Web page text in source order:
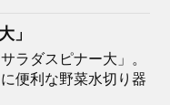
」
ラダスピナー大」。
便利な野菜水切り器